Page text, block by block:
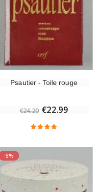
Psautier - Toile rouge
€24.20 €22.99
-5%